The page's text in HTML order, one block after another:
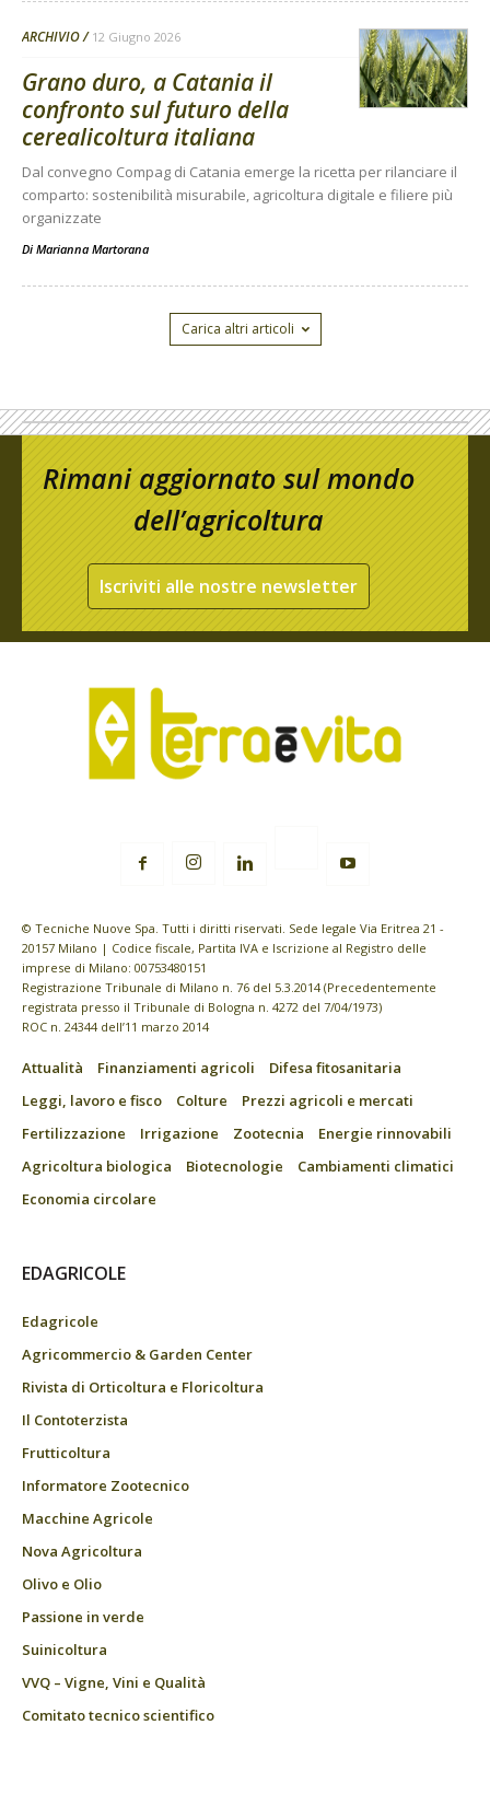
ARCHIVIO 12 Giugno 2026
Grano duro, a Catania il
confronto sul futuro della
cerealicoltura italiana
Dal convegno Compag di Catania emerge la ricetta per rilanciare il
comparto: sostenibilità misurabile, agricoltura digitale e filiere più
organizzate
Di Marianna Martorana
Carica altri articoli
Rimani aggiornato sul mondo
dell’agricoltura
Iscriviti alle nostre newsletter
© Tecniche Nuove Spa. Tutti i diritti riservati. Sede legale Via Eritrea 21 -
20157 Milano | Codice fiscale, Partita IVA e Iscrizione al Registro delle
imprese di Milano: 00753480151
Registrazione Tribunale di Milano n. 76 del 5.3.2014 (Precedentemente
registrata presso il Tribunale di Bologna n. 4272 del 7/04/1973)
ROC n. 24344 dell’11 marzo 2014
Attualità Finanziamenti agricoli
Difesa fitosanitaria
Leggi, lavoro e fisco
Colture
Prezzi agricoli e mercati
Fertilizzazione
Irrigazione Zootecnia
Energie rinnovabili
Agricoltura biologica
Biotecnologie
Cambiamenti climatici
Economia circolare
EDAGRICOLE
Edagricole
Agricommercio & Garden Center
Rivista di Orticoltura e Floricoltura
Il Contoterzista
Frutticoltura
Informatore Zootecnico
Macchine Agricole
Nova Agricoltura
Olivo e Olio
Passione in verde
Suinicoltura
VVQ – Vigne, Vini e Qualità
Comitato tecnico scientifico